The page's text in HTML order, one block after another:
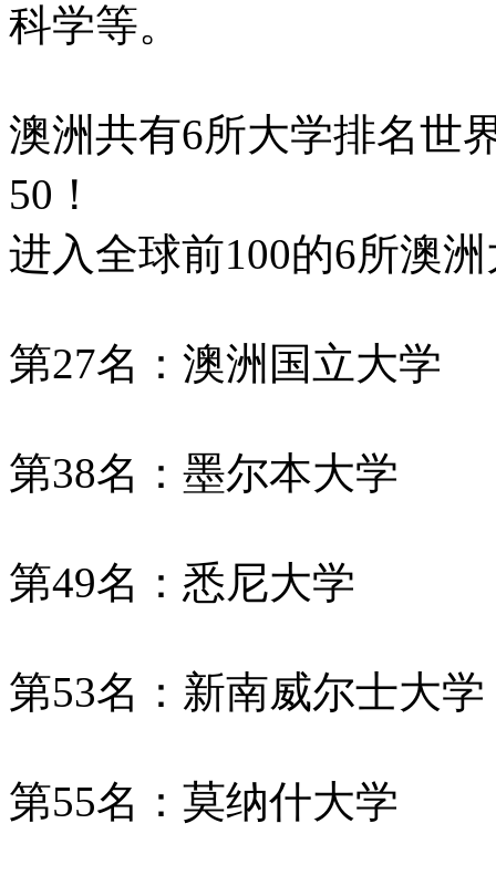
科学等。
澳洲共有6所大学排名世
50！
进入全球前100的6所澳
第27名：澳洲国立大学
第38名：墨尔本大学
第49名：悉尼大学
第53名：新南威尔士大学
第55名：莫纳什大学